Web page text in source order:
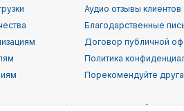
Аудио отзывы клиентов
Благодарственные
Договор публичной
Политика
Порекомендуйте друга